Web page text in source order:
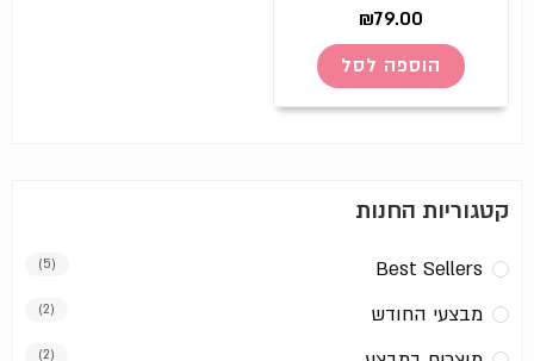
קטגוריות החנות
Best Sellers
(5)
מבצעי החודש (2)
(2)
מתוך 5 ₪79.00
הוספה לסל